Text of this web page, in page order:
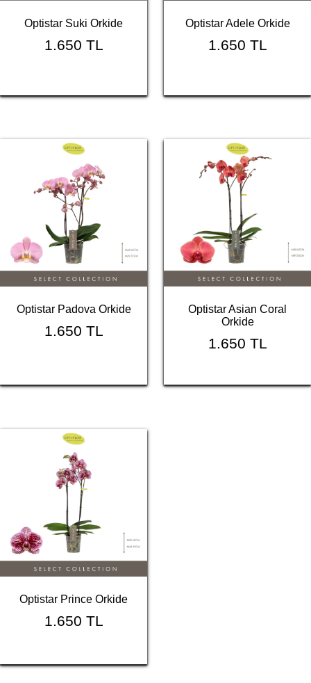
Optistar Suki Orkide
1.650 TL
Optistar Adele Orkide
1.650 TL
Optistar Padova Orkide
1.650 TL
Optistar Asian Coral
Orkide
1.650 TL
Optistar Prince Orkide
1.650 TL